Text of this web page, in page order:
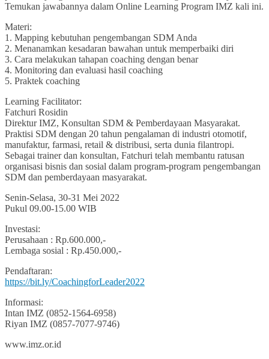
Temukan jawabannya dalam Online Learning Program IMZ kali ini.
Materi:
1. Mapping kebutuhan pengembangan SDM Anda
2. Menanamkan kesadaran bawahan untuk memperbaiki diri
3. Cara melakukan tahapan coaching dengan benar
4. Monitoring dan evaluasi hasil coaching
5. Praktek coaching
Learning Facilitator:
Fatchuri Rosidin
Direktur IMZ, Konsultan SDM & Pemberdayaan Masyarakat.
Praktisi SDM dengan 20 tahun pengalaman di industri otomotif,
manufaktur, farmasi, retail & distribusi, serta dunia filantropi.
Sebagai trainer dan konsultan, Fatchuri telah membantu ratusan
organisasi bisnis dan sosial dalam program-program pengembangan
SDM dan pemberdayaan masyarakat.
Senin-Selasa, 30-31 Mei 2022
Pukul 09.00-15.00 WIB
Investasi:
Perusahaan : Rp.600.000,-
Lembaga sosial : Rp.450.000,-
Pendaftaran:
https://bit.ly/CoachingforLeader2022
Informasi:
Intan IMZ (0852-1564-6958)
Riyan IMZ (0857-7077-9746)
www.imz.or.id